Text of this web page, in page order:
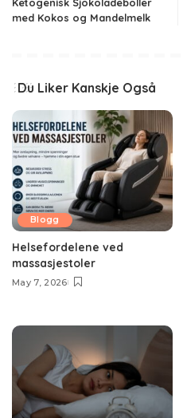
Ketogenisk Sjokoladeboller
med Kokos og Mandelmelk
Du Liker Kanskje Også
Blogg
Helsefordelene ved
massasjestoler
May 7, 2026